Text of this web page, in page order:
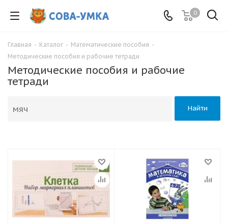
0
Главная - Каталог - Математические пособия -
Методические пособия и рабочие тетради
Методические пособия и рабочие
тетради
Найти